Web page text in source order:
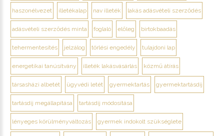
haszonélvezet illetékalap nav illeték lakás adásvételi szerződés
adásvételi szerződés minta foglaló előleg birtokbaadás
tehermentesítés jelzálog törlési engedély tulajdoni lap
energetikai tanúsítvány illeték lakásvásárlás közmű átírás
társasházi albetét ügyvédi letét gyermektartás gyermektartásdíj
tartásdíj megállapítása tartásdíj módosítása
lényeges körülményváltozás gyermek indokolt szükséglete